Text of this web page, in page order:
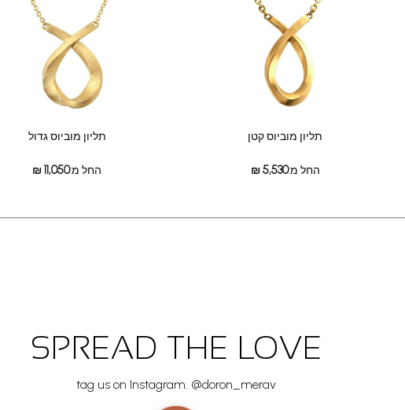
תליון מוביוס קטן
החל מ: ₪5,530
תליון מוביוס גדול
החל מ: ₪11,050
SPREAD THE LOVE
tag us on Instagram: @doron_merav